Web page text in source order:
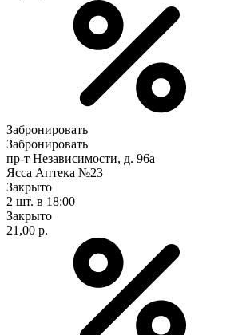
Забронировать
Забронировать
пр-т Независимости, д. 96а
Ясса Аптека №23
Закрыто
2 шт. в 18:00
Закрыто
21,00 р.